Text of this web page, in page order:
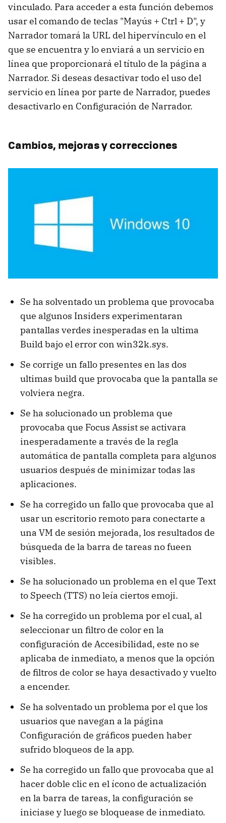
vinculado. Para acceder a esta función debemos
usar el comando de teclas "Mayús + Ctrl + D", y
Narrador tomará la URL del hipervínculo en el
que se encuentra y lo enviará a un servicio en
línea que proporcionará el título de la página a
Narrador. Si deseas desactivar todo el uso del
servicio en línea por parte de Narrador, puedes
desactivarlo en Configuración de Narrador.
Cambios, mejoras y correcciones
Se ha solventado un problema que provocaba
que algunos Insiders experimentaran
pantallas verdes inesperadas en la ultima
Build bajo el error con win32k.sys.
Se corrige un fallo presentes en las dos
ultimas build que provocaba que la pantalla se
volviera negra.
Se ha solucionado un problema que
provocaba que Focus Assist se activara
inesperadamente a través de la regla
automática de pantalla completa para algunos
usuarios después de minimizar todas las
aplicaciones.
Se ha corregido un fallo que provocaba que al
usar un escritorio remoto para conectarte a
una VM de sesión mejorada, los resultados de
búsqueda de la barra de tareas no fueen
visibles.
Se ha solucionado un problema en el que Text
to Speech (TTS) no leía ciertos emoji.
Se ha corregido un problema por el cual, al
seleccionar un filtro de color en la
configuración de Accesibilidad, este no se
aplicaba de inmediato, a menos que la opción
de filtros de color se haya desactivado y vuelto
a encender.
Se ha solventado un problema por el que los
usuarios que navegan a la página
Configuración de gráficos pueden haber
sufrido bloqueos de la app.
Se ha corregido un fallo que provocaba que al
hacer doble clic en el ícono de actualización
en la barra de tareas, la configuración se
iniciase y luego se bloquease de inmediato.